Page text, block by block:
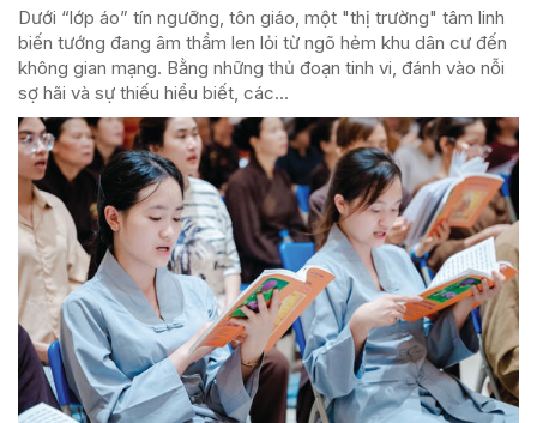
Dưới “lớp áo” tín ngưỡng, tôn giáo, một "thị trường" tâm linh
biến tướng đang âm thầm len lỏi từ ngõ hẻm khu dân cư đến
không gian mạng. Bằng những thủ đoạn tinh vi, đánh vào nỗi
sợ hãi và sự thiếu hiểu biết, các...